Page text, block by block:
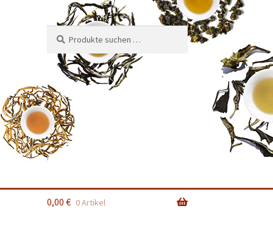
nach:
0,00 € 0 Artikel